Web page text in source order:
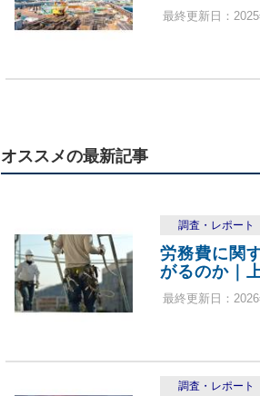
最終更新日：
オススメの最新記事
調査・レポート
労務費に関
がるのか｜
最終更新日：
調査・レポート